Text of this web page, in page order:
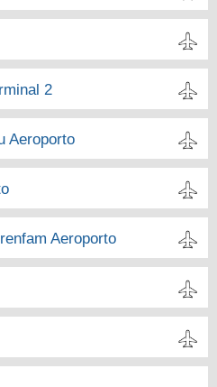
2
Aeroporto
Aeroporto